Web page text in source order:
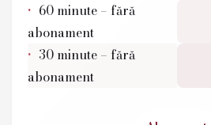
60 minute – fără
abonament
30 minute – fără
abonament